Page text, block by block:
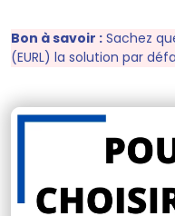
Bon à savoir : Sachez
(EURL) la solution par